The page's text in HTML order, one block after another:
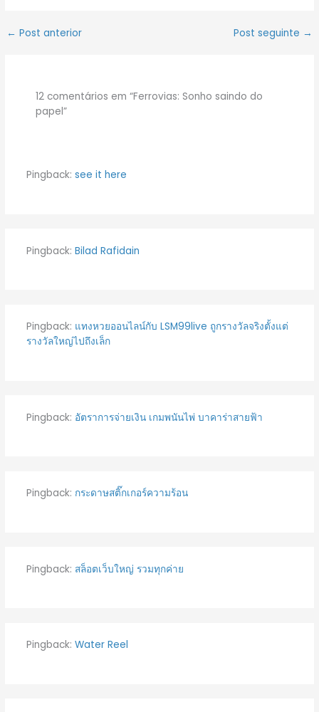
← Post anterior Post seguinte →
12 comentários em “Ferrovias: Sonho saindo do
papel”
Pingback: see it here
Pingback: Bilad Rafidain
Pingback: แทงหวยออนไลน์กับ LSM99live ถูกรางวัลจริงตั้งแต่
รางวัลใหญ่ไปถึงเล็ก
Pingback: อัตราการจ่ายเงิน เกมพนันไพ่ บาคาร่าสายฟ้า
Pingback: กระดาษสติ๊กเกอร์ความร้อน
Pingback: สล็อตเว็บใหญ่ รวมทุกค่าย
Pingback: Water Reel